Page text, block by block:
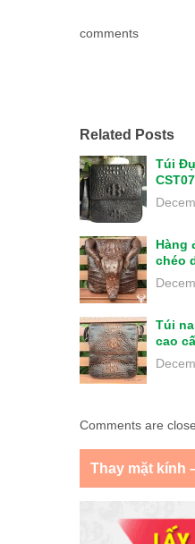
comments
Related Posts
Túi
Hàng
chéo
Túi
cao
Comments are
Thay mặt kính